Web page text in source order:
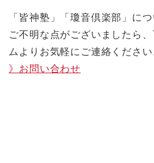
「皆神塾」「瓊音倶楽部」に
ご不明な点がございましたら
ムよりお気軽にご連絡ください
》お問い合わせ